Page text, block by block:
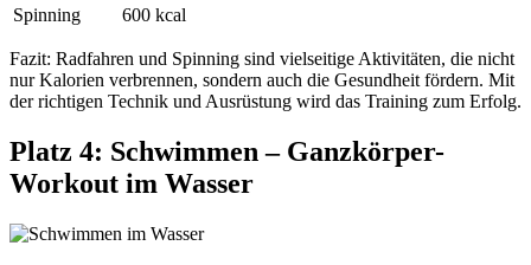
Spinning
600 kcal
Fazit: Radfahren und Spinning sind vielseitige Aktivitäten, die nicht
nur Kalorien verbrennen, sondern auch die Gesundheit fördern. Mit
der richtigen Technik und Ausrüstung wird das Training zum Erfolg.
Platz 4: Schwimmen – Ganzkörper-
Workout im Wasser